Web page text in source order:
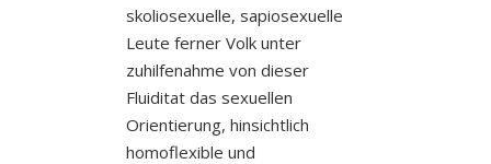
skoliosexuelle, sapiosexuelle
Leute ferner Volk unter
zuhilfenahme von dieser
Fluiditat das sexuellen
Orientierung, hinsichtlich
homoflexible und